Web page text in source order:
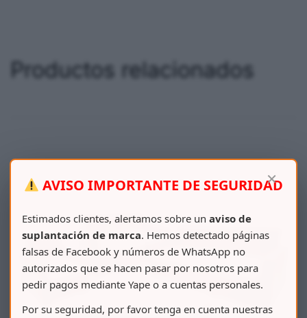
Productos relacionados
×
AVISO IMPORTANTE DE SEGURIDAD
Estimados clientes, alertamos sobre un aviso de
suplantación de marca. Hemos detectado páginas
falsas de Facebook y números de WhatsApp no
autorizados que se hacen pasar por nosotros para
pedir pagos mediante Yape o a cuentas personales.
Por su seguridad, por favor tenga en cuenta nuestras